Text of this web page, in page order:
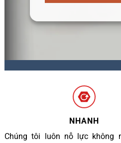
NHANH
Chúng tôi luôn nỗ lực không